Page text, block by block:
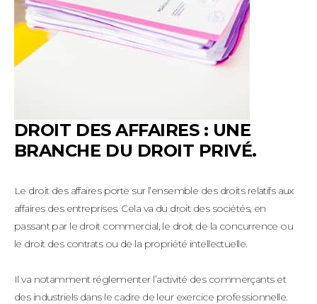
DROIT DES AFFAIRES : UNE
BRANCHE DU DROIT PRIVÉ.
Le droit des affaires porte sur l’ensemble des droits relatifs aux
affaires des entreprises. Cela va du droit des sociétés, en
passant par le droit commercial, le droit de la concurrence ou
le droit des contrats ou de la propriété intellectuelle.
Il va notamment réglementer l’activité des commerçants et
des industriels dans le cadre de leur exercice professionnelle.